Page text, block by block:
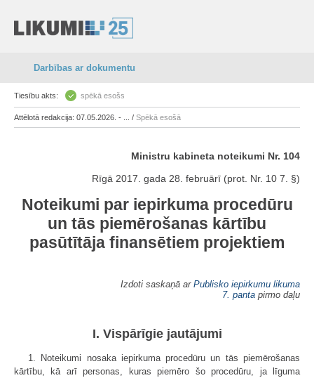
Darbības ar dokumentu
Tiesību akts: spēkā esošs
Attēlotā redakcija: 07.05.2026. - ... / Spēkā esošā
Ministru kabineta noteikumi Nr. 104
Rīgā 2017. gada 28. februārī (prot. Nr. 10 7. §)
Noteikumi par iepirkuma procedūru
un tās piemērošanas kārtību
pasūtītāja finansētiem projektiem
Izdoti saskaņā ar Publisko iepirkumu likuma
7. panta pirmo daļu
I. Vispārīgie jautājumi
1. Noteikumi nosaka iepirkuma procedūru un tās piemērošanas
kārtību, kā arī personas, kuras piemēro šo procedūru, ja līguma